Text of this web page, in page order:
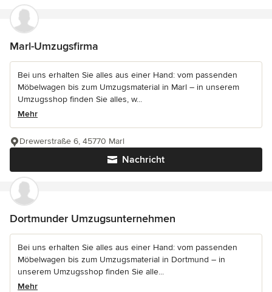
Marl-Umzugsfirma
Bei uns erhalten Sie alles aus einer Hand: vom passenden
Möbelwagen bis zum Umzugsmaterial in Marl – in unserem
Umzugsshop finden Sie alles, w...
Mehr
Nachricht
Drewerstraße 6, 45770 Marl
Dortmunder Umzugsunternehmen
Bei uns erhalten Sie alles aus einer Hand: vom passenden
Möbelwagen bis zum Umzugsmaterial in Dortmund – in
unserem Umzugsshop finden Sie alle...
Mehr